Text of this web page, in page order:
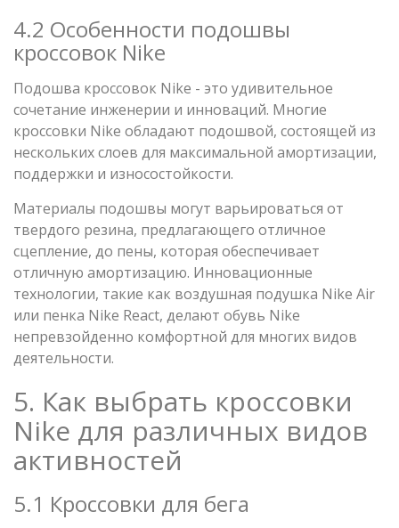
4.2 Особенности подошвы
кроссовок Nike
Подошва кроссовок Nike - это удивительное
сочетание инженерии и инноваций. Многие
кроссовки Nike обладают подошвой, состоящей из
нескольких слоев для максимальной амортизации,
поддержки и износостойкости.
Материалы подошвы могут варьироваться от
твердого резина, предлагающего отличное
сцепление, до пены, которая обеспечивает
отличную амортизацию. Инновационные
технологии, такие как воздушная подушка Nike Air
или пенка Nike React, делают обувь Nike
непревзойденно комфортной для многих видов
деятельности.
5. Как выбрать кроссовки
Nike для различных видов
активностей
5.1 Кроссовки для бега